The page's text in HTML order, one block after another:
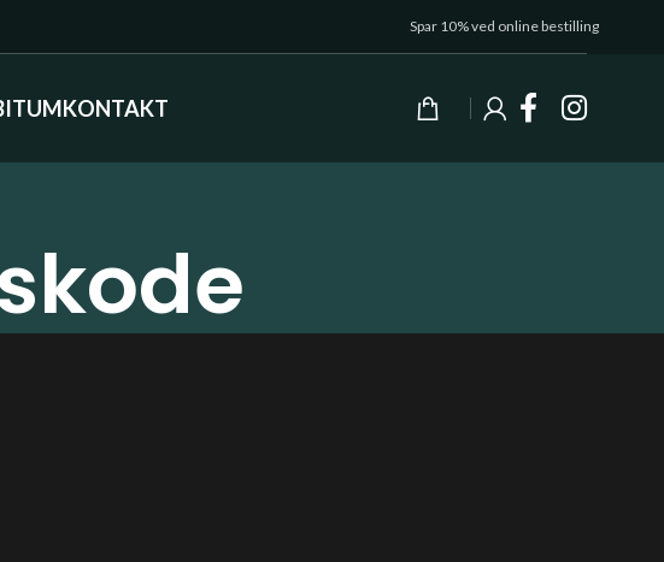
Spar 10% ved online bestilling
KONTAKT